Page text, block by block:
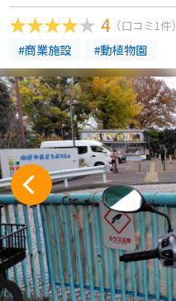
4 （口コミ1件）
#商業施設 #動植物園